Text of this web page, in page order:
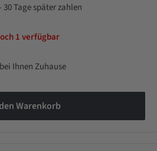
Tage später zahlen
1 verfügbar
Ihnen Zuhause
Warenkorb